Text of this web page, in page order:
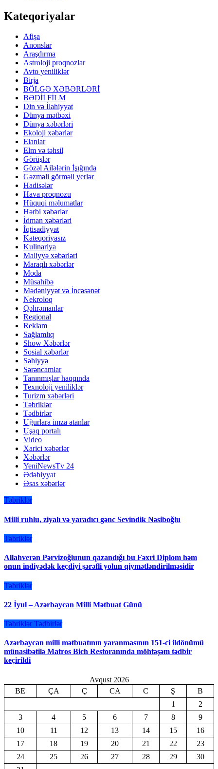
Kateqoriyalar
Afişa
Anonslar
Araşdırma
Astroloji proqnozlar
Avto yeniliklər
Birja
BÖLGƏ XƏBƏRLƏRİ
BƏDİİ FİLM
Din və İlahiyyat
Dünya mətbəxi
Dünya xəbərləri
Ekoloji xəbərlər
Elanlar
Elm və təhsil
Görüşlər
Gözəl Ailələrin İşığında
Gəzməli görməli yerlər
Hadisələr
Hava proqnozu
Hüquqi məlumatlar
Hərbi xəbərlər
İdman xəbərləri
İqtisadiyyat
Kateqoriyasız
Kulinariya
Maliyyə xəbərləri
Maraqlı xəbərlər
Moda
Müsahibə
Mədəniyyət və İncəsənət
Nekroloq
Qəhrəmanlar
Regional
Reklam
Sağlamlıq
Show Xəbərlər
Sosial xəbərlər
Səhiyyə
Sərəncamlar
Tanınmışlar haqqında
Texnoloji yeniliklər
Turizm xəbərləri
Təbriklər
Tədbirlər
Uğurlara imza atanlar
Uşaq portalı
Video
Xarici xəbərlər
Xəbərlər
YeniNewsTv 24
Ədəbiyyat
Əsas xəbərlər
Təbriklər
Milli ruhlu, ziyalı və yaradıcı gənc Sevindik Nəsiboğlu
Təbriklər
Allahverən Pərvizoğlunun qazandığı bu Fəxri Diplom həm
onun indiyədək keçdiyi şərəfli yolun qiymətləndirilməsidir
Təbriklər
22 İyul – Azərbaycan Milli Mətbuat Günü
Təbriklər Tədbirlər
Azərbaycan milli mətbuatının yaranmasının 151-ci ildönümü
münasibətilə Matros Bich Restoranında möhtəşəm tədbir
keçirildi
Avqust 2026
BE
ÇA Ç CA C Ş
B
1
2
3
4 5 6 7 8
9
10
11 12 13 14 15
16
17
18 19 20 21 22
23
24
25 26 27 28 29
30